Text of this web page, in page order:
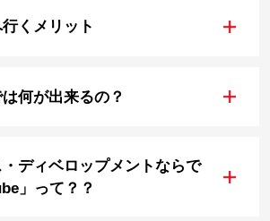
くメリット +
何が出来るの？ +
ディベロップメントならで
」って？？
+